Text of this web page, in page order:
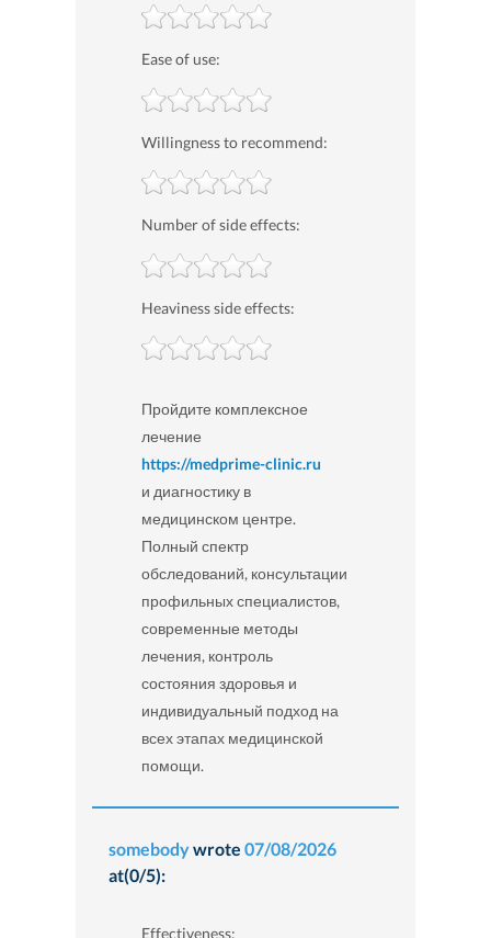
Ease of use:
Willingness to recommend:
Number of side effects:
Heaviness side effects:
Пройдите комплексное
лечение
https://medprime-clinic.ru
и диагностику в
медицинском центре.
Полный спектр
обследований, консультации
профильных специалистов,
современные методы
лечения, контроль
состояния здоровья и
индивидуальный подход на
всех этапах медицинской
помощи.
somebodywrote 07/08/2026
at(0/5):
Effectiveness: